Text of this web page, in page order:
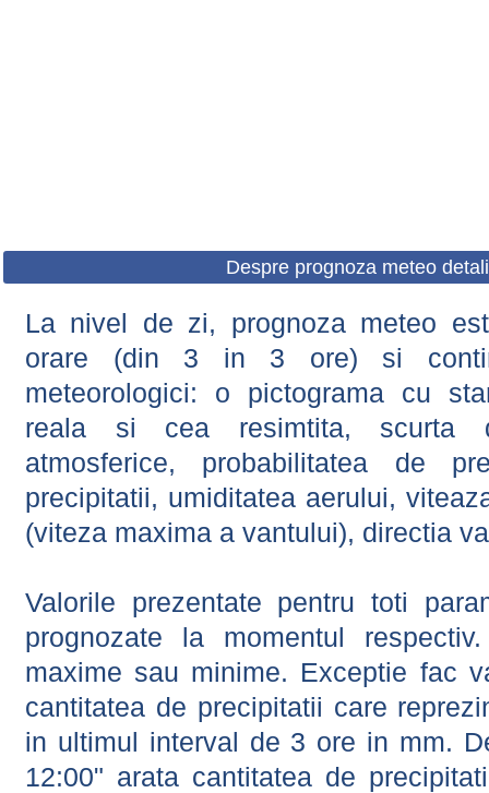
Despre prognoza meteo
La nivel de zi, prognoza meteo
orare (din 3 in 3 ore) si
meteorologici: o pictograma cu
reala si cea resimtita, scurta
atmosferice, probabilitatea de
precipitatii, umiditatea aerului,
(viteza maxima a vantului), directia
Valorile prezentate pentru toti
prognozate la momentul
maxime sau minime. Exceptie fac
cantitatea de precipitatii care
in ultimul interval de 3 ore in mm.
12:00" arata cantitatea de